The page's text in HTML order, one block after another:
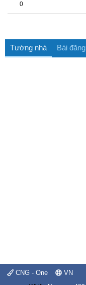
0
Tường nhà Bài đăng
CNG - One VN